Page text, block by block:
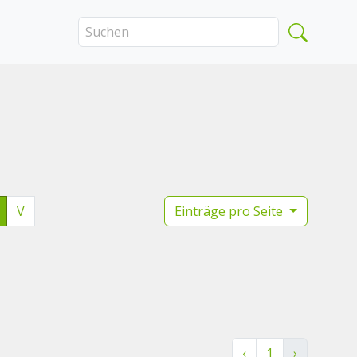
V
Einträge pro Seite
‹ 1 ›